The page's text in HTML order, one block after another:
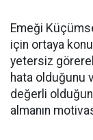
Emeği
için ortaya
yetersiz
hata olduğunu
değerli
almanın